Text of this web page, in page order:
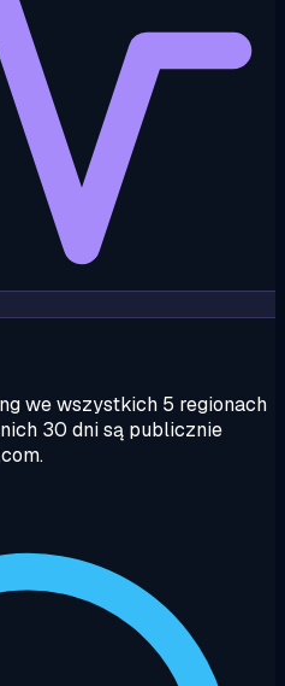
we wszystkich 5 regionach
30 dni są publicznie